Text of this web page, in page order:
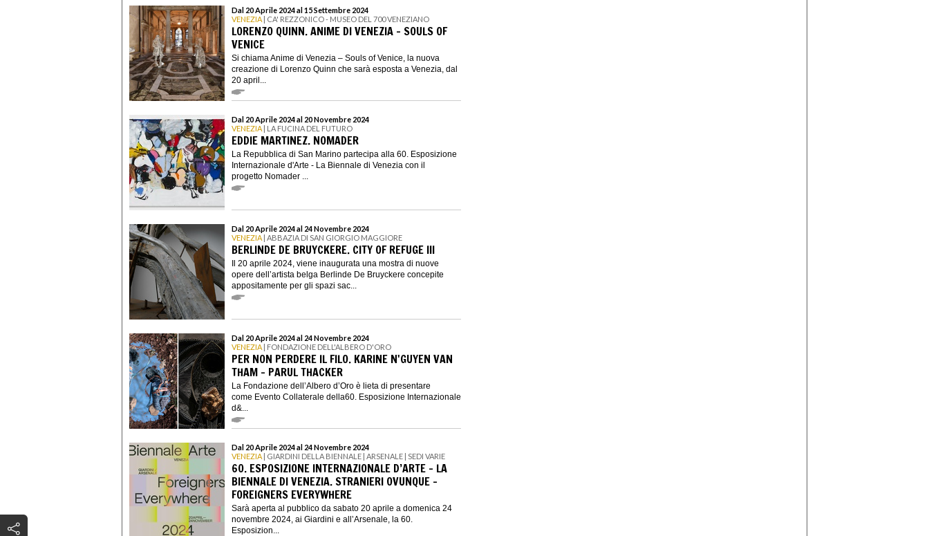
Dal 20 Aprile 2024 al 15 Settembre 2024
VENEZIA | CA' REZZONICO - MUSEO DEL 700 VENEZIANO
LORENZO QUINN. ANIME DI VENEZIA – SOULS OF
VENICE
Si chiama Anime di Venezia – Souls of Venice, la nuova
creazione di Lorenzo Quinn che sarà esposta a Venezia, dal
20 april...
Dal 20 Aprile 2024 al 20 Novembre 2024
VENEZIA | LA FUCINA DEL FUTURO
EDDIE MARTINEZ. NOMADER
La Repubblica di San Marino partecipa alla 60. Esposizione
Internazionale d'Arte - La Biennale di Venezia con il
progetto Nomader ...
Dal 20 Aprile 2024 al 24 Novembre 2024
VENEZIA | ABBAZIA DI SAN GIORGIO MAGGIORE
BERLINDE DE BRUYCKERE. CITY OF REFUGE III
Il 20 aprile 2024, viene inaugurata una mostra di nuove
opere dell’artista belga Berlinde De Bruyckere concepite
appositamente per gli spazi sac...
Dal 20 Aprile 2024 al 24 Novembre 2024
VENEZIA | FONDAZIONE DELL'ALBERO D'ORO
PER NON PERDERE IL FILO. KARINE N'GUYEN VAN
THAM – PARUL THACKER
La Fondazione dell’Albero d’Oro è lieta di presentare
come Evento Collaterale della60. Esposizione Internazionale
d&...
Dal 20 Aprile 2024 al 24 Novembre 2024
VENEZIA | GIARDINI DELLA BIENNALE | ARSENALE | SEDI VARIE
60. ESPOSIZIONE INTERNAZIONALE D’ARTE – LA
BIENNALE DI VENEZIA. STRANIERI OVUNQUE –
FOREIGNERS EVERYWHERE
Sarà aperta al pubblico da sabato 20 aprile a domenica 24
novembre 2024, ai Giardini e all’Arsenale, la 60.
Esposizion...